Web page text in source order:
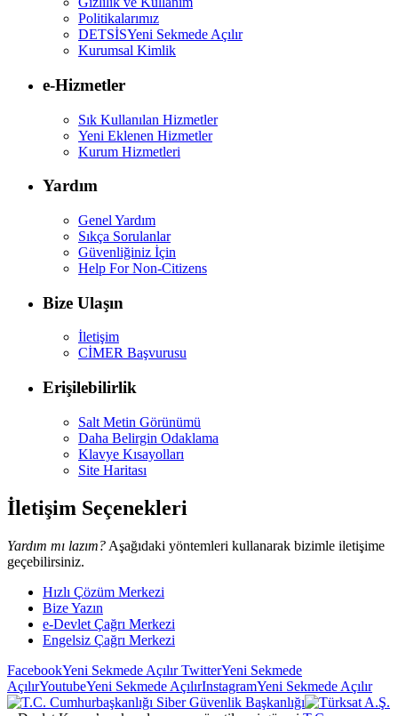
Politikalarımız
DETSİSYeni Sekmede Açılır
Kurumsal Kimlik
e-Hizmetler
Sık Kullanılan Hizmetler
Yeni Eklenen Hizmetler
Kurum Hizmetleri
Yardım
Genel Yardım
Sıkça Sorulanlar
Güvenliğiniz İçin
Help For Non-Citizens
Bize Ulaşın
İletişim
CİMER Başvurusu
Erişilebilirlik
Salt Metin Görünümü
Daha Belirgin Odaklama
Klavye Kısayolları
Site Haritası
İletişim Seçenekleri
Yardım mı lazım? Aşağıdaki yöntemleri kullanarak bizimle iletişime
geçebilirsiniz.
Hızlı Çözüm Merkezi
Bize Yazın
e-Devlet Çağrı Merkezi
Engelsiz Çağrı Merkezi
FacebookYeni Sekmede AçılırTwitterYeni Sekmede
AçılırYoutubeYeni Sekmede AçılırInstagramYeni Sekmede Açılır